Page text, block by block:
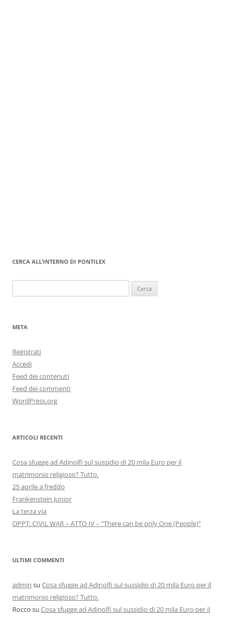
CERCA ALL’INTERNO DI PONTILEX
per:
META
Registrati
Accedi
Feed dei contenuti
Feed dei commenti
WordPress.org
ARTICOLI RECENTI
Cosa sfugge ad Adinolfi sul sussidio di 20 mila Euro per il
matrimonio religioso? Tutto.
25 aprile a freddo
Frankenstein Junior
La terza via
OPPT: CIVIL WAR – ATTO IV – “There can be only One (People)”
ULTIMI COMMENTI
admin su Cosa sfugge ad Adinolfi sul sussidio di 20 mila Euro per il
matrimonio religioso? Tutto.
Rocco su Cosa sfugge ad Adinolfi sul sussidio di 20 mila Euro per il